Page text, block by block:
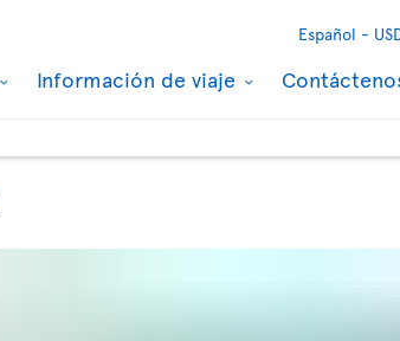
Español -
Información de viaje